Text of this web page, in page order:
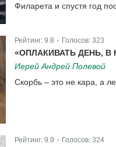
Филарета и спустя год
Рейтинг: 9.8 Голосов: 323
«ОПЛАКИВАТЬ ДЕНЬ,
Иерей Андрей Полевой
Скорбь – это не кара, а
Рейтинг: 9.9 Голосов: 324